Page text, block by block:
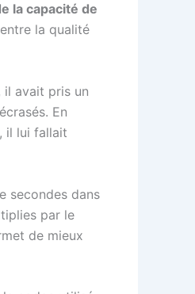
la capacité de
la qualité
il avait pris un
En
il lui fallait
secondes dans
par le
de mieux